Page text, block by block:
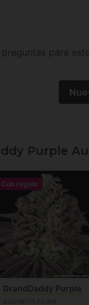
para
Purple
Con regalo
GrandDaddy Purple